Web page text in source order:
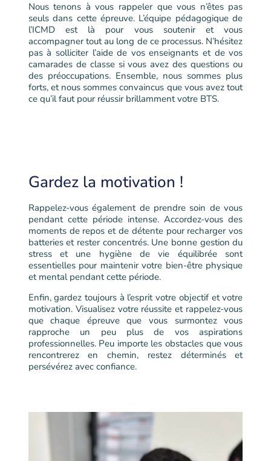
Nous tenons à vous rappeler que vous n’êtes pas
seuls dans cette épreuve. L’équipe pédagogique de
l’ICMD est là pour vous soutenir et vous
accompagner tout au long de ce processus. N’hésitez
pas à solliciter l’aide de vos enseignants et de vos
camarades de classe si vous avez des questions ou
des préoccupations. Ensemble, nous sommes plus
forts, et nous sommes convaincus que vous avez tout
ce qu’il faut pour réussir brillamment votre BTS.
Gardez la motivation !
Rappelez-vous également de prendre soin de vous
pendant cette période intense. Accordez-vous des
moments de repos et de détente pour recharger vos
batteries et rester concentrés. Une bonne gestion du
stress et une hygiène de vie équilibrée sont
essentielles pour maintenir votre bien-être physique
et mental pendant cette période.
Enfin, gardez toujours à l’esprit votre objectif et votre
motivation. Visualisez votre réussite et rappelez-vous
que chaque épreuve que vous surmontez vous
rapproche un peu plus de vos aspirations
professionnelles. Peu importe les obstacles que vous
rencontrerez en chemin, restez déterminés et
persévérez avec confiance.